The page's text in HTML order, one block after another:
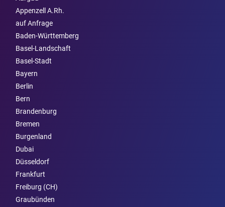
Appenzell A.Rh.
auf Anfrage
Baden-Württemberg
Basel-Landschaft
Basel-Stadt
Bayern
Berlin
Bern
Brandenburg
Bremen
Burgen­land
Dubai
Düsseldorf
Frankfurt
Freiburg (CH)
Graubünden